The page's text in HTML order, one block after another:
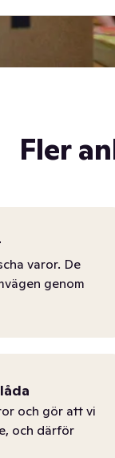
Fler
varor. De
genom
och gör att vi
och därför